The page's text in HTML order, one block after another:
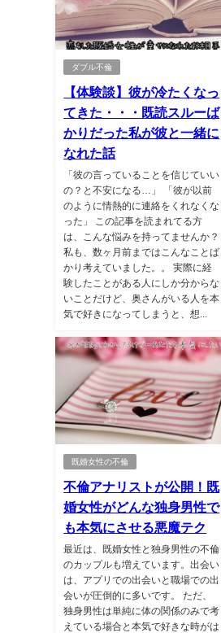
ダブル不倫
【体験談】彼が冷たくなっ
てきた・・・既読スルーば
かりだった私が彼と一緒に
なれた話
「彼の言っていることを信じていい
の？と不安になる…」 「彼が以前
のように情熱的に連絡をくれなくな
った」 この記事を読まれてる方
は、こんな悩みを持ってませんか？
私も、数ヶ月前まではこんなことば
かり考えていました。。 実際に経
験したことがある人にしか分からな
いことだけど、奥さんがいる人を本
気で好きになってしまうと、想...
既婚女性の不倫
不倫アナリストが公開！既
婚女性がどんな独身男性で
も本気にさせる悪魔テク
最近は、既婚女性と独身男性の不倫
のカップルも増えています。出会い
は、アプリでの出会いと職場での出
会いが圧倒的に多いです。 ただ、
独身男性は単純に体の関係のみで考
えている場合と本気で好きな時がは